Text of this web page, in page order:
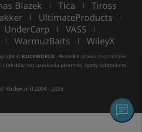
Blazek | Tica | Tiross
| UltimateProducts |
UnderCarp | VASS |
| WarmuzBaits | WileyX
© ROCKWORLD - Wszelkie prawa zastrzeżone.
i tekstów bez uzyskania pisemnej zgody zabronione.
© Rockworld 2004 - 2026